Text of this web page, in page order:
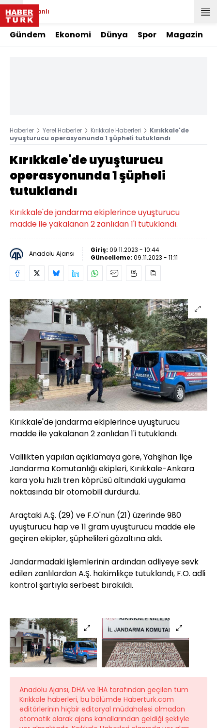
Canlı
Gündem Ekonomi Dünya Spor Magazin
Haberler Yerel Haberler Kırıkkale Haberleri
Kırıkkale'de
uyuşturucu operasyonunda 1 şüpheli tutuklandı
Kırıkkale'de uyuşturucu
operasyonunda 1 şüpheli
tutuklandı
Kırıkkale'de jandarma ekiplerince uyuşturucu
madde ile yakalanan 2 zanlıdan 1'i tutuklandı.
Anadolu Ajansı Giriş: 09.11.2023 - 10:44
Güncelleme: 09.11.2023 - 11:11
Kırıkkale'de jandarma ekiplerince uyuşturucu
madde ile yakalanan 2 zanlıdan 1'i tutuklandı.
Valilikten yapılan açıklamaya göre, Yahşihan İlçe
Jandarma Komutanlığı ekipleri, Kırıkkale-Ankara
kara yolu hızlı tren köprüsü altındaki uygulama
noktasında bir otomobili durdurdu.
Araçtaki A.Ş. (29) ve F.O'nun (21) üzerinde 980
uyuşturucu hap ve 11 gram uyuşturucu madde ele
geçiren ekipler, şüphelileri gözaltına aldı.
Jandarmadaki işlemlerinin ardından adliyeye sevk
edilen zanlılardan A.Ş. hakimlikçe tutuklandı, F.O. adli
kontrol şartıyla serbest bırakıldı.
Anadolu Ajansı, DHA ve İHA tarafından geçilen tüm
Kırıkkale haberleri, bu bölümde Haberturk.com
editörlerinin hiçbir editoryal müdahalesi olmadan
otomatik olarak ajans kanallarından geldiği şekliyle